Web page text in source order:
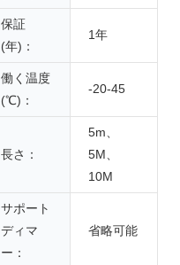
保証
(年)：
1年
働く温度
(℃)：
-20-45
長さ：
5m、
5M、
10M
サポート
ディマ
ー：
省略可能